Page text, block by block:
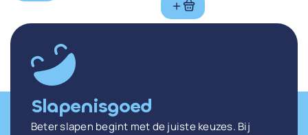
€ 309,00.
€ 278,00.
Slapenisgoed
Beter slapen begint met de juiste keuzes. Bij